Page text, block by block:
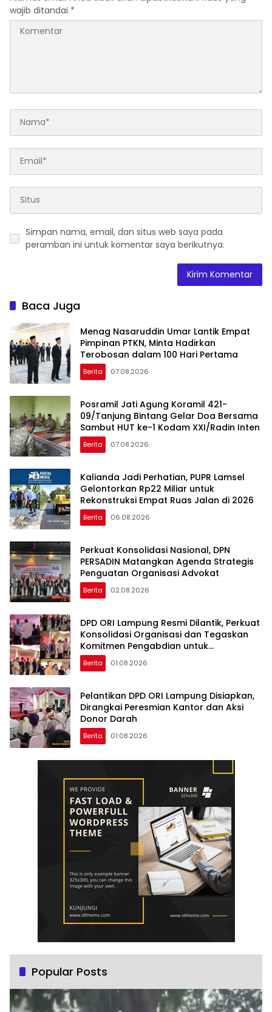
wajib ditandai *
Simpan nama, email, dan situs web saya pada
peramban ini untuk komentar saya berikutnya.
Baca Juga
Menag Nasaruddin Umar Lantik Empat
Pimpinan PTKN, Minta Hadirkan
Terobosan dalam 100 Hari Pertama
Berita 07.08.2026
Posramil Jati Agung Koramil 421-
09/Tanjung Bintang Gelar Doa Bersama
Sambut HUT ke-1 Kodam XXI/Radin Inten
Berita 07.08.2026
Kalianda Jadi Perhatian, PUPR Lamsel
Gelontorkan Rp22 Miliar untuk
Rekonstruksi Empat Ruas Jalan di 2026
Berita 06.08.2026
Perkuat Konsolidasi Nasional, DPN
PERSADIN Matangkan Agenda Strategis
Penguatan Organisasi Advokat
Berita 02.08.2026
DPD ORI Lampung Resmi Dilantik, Perkuat
Konsolidasi Organisasi dan Tegaskan
Komitmen Pengabdian untuk
Masyarakat
Berita 01.08.2026
Pelantikan DPD ORI Lampung Disiapkan,
Dirangkai Peresmian Kantor dan Aksi
Donor Darah
Berita 01.08.2026
Popular Posts